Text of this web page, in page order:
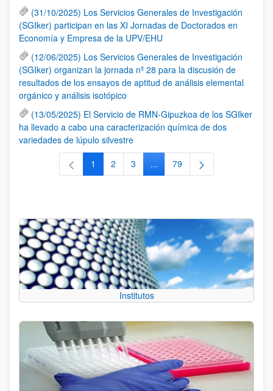
(31/10/2025) Los Servicios Generales de Investigación
(SGIker) participan en las XI Jornadas de Doctorados en
Economía y Empresa de la UPV/EHU
(12/06/2025) Los Servicios Generales de Investigación
(SGIker) organizan la jornada nº 28 para la discusión de
resultados de los ensayos de aptitud de análisis elemental
orgánico y análisis isotópico
(13/05/2025) El Servicio de RMN-Gipuzkoa de los SGIker
ha llevado a cabo una caracterización química de dos
variedades de lúpulo silvestre
Página
1 Página
2 Página
3 ...Páginas intermedias Use TAB
Página
79
Institutos